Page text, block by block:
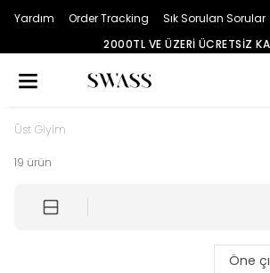
Yardım Order Tracking
Sık Sorulan Sorular
2000TL VE ÜZERI ÜCRETSIZ
Üst Giyim
19 ürün
Öne